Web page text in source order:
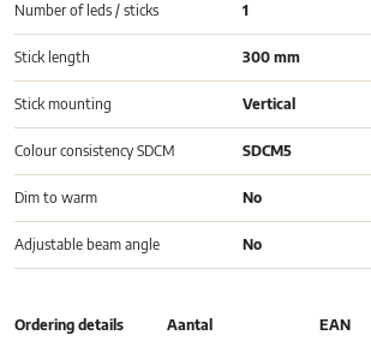
Number of leds / sticks 1
Stick length 300 mm
Stick mounting Vertical
Colour consistency SDCM SDCM5
Dim to warm No
Adjustable beam angle No
Ordering details Aantal EAN